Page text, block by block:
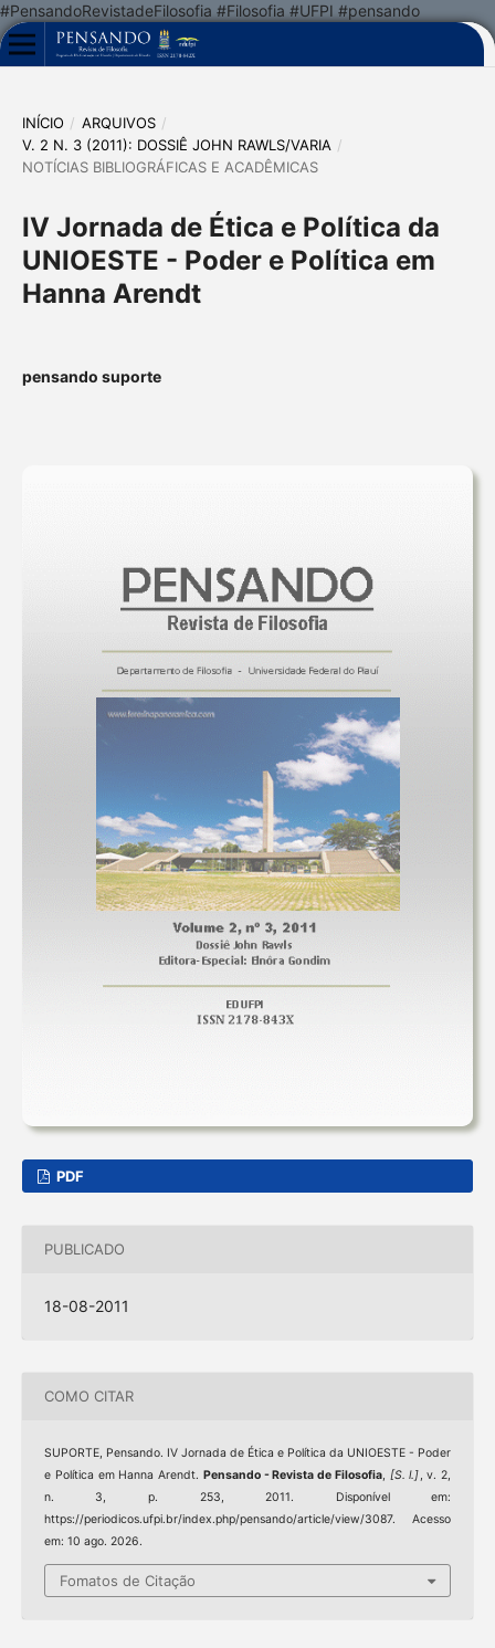
#PensandoRevistadeFilosofia #Filosofia #UFPI #pensando
INÍCIO / ARQUIVOS /
V. 2 N. 3 (2011): DOSSIÊ JOHN RAWLS/VARIA /
NOTÍCIAS BIBLIOGRÁFICAS E ACADÊMICAS
IV Jornada de Ética e Política da
UNIOESTE - Poder e Política em
Hanna Arendt
pensando suporte
PDF
PUBLICADO
18-08-2011
COMO CITAR
SUPORTE, Pensando. IV Jornada de Ética e Política da UNIOESTE - Poder
e Política em Hanna Arendt. Pensando - Revista de Filosofia, [S. l.], v. 2,
n. 3, p. 253, 2011. Disponível em:
https://periodicos.ufpi.br/index.php/pensando/article/view/3087. Acesso
em: 10 ago. 2026.
Fomatos de Citação